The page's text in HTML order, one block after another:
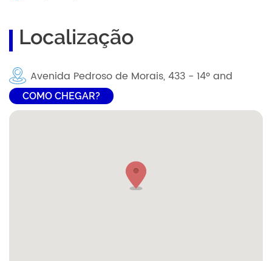
Localização
Avenida Pedroso de Morais, 433 - 14º and
COMO CHEGAR?